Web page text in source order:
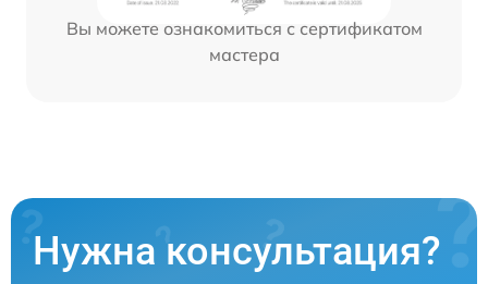
Вы можете ознакомиться с сертификатом
мастера
Нужна консультация?